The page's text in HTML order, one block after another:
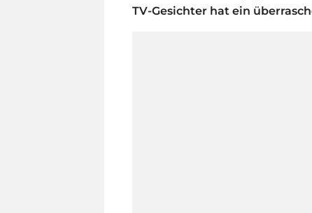
TV-Gesichter hat ein